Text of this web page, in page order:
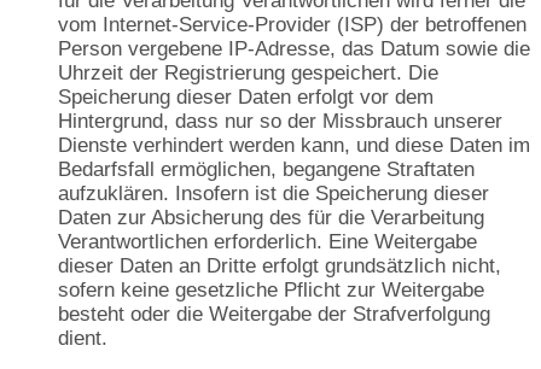
vom Internet-Service-Provider (ISP) der betroffenen
Person vergebene IP-Adresse, das Datum sowie die
Uhrzeit der Registrierung gespeichert. Die
Speicherung dieser Daten erfolgt vor dem
Hintergrund, dass nur so der Missbrauch unserer
Dienste verhindert werden kann, und diese Daten im
Bedarfsfall ermöglichen, begangene Straftaten
aufzuklären. Insofern ist die Speicherung dieser
Daten zur Absicherung des für die Verarbeitung
Verantwortlichen erforderlich. Eine Weitergabe
dieser Daten an Dritte erfolgt grundsätzlich nicht,
sofern keine gesetzliche Pflicht zur Weitergabe
besteht oder die Weitergabe der Strafverfolgung
dient.